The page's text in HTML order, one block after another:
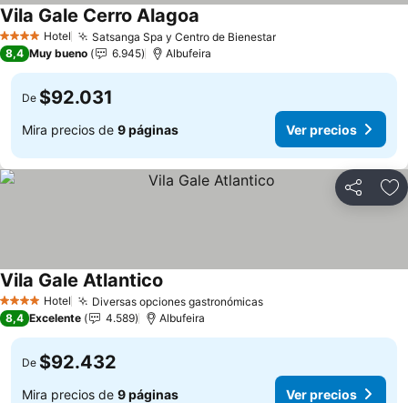
4 EstrellasHotel Satsanga Spa y Centro de Bienestar
Vila Gale Cerro Alagoa
8,4 Muy bueno 6.945 Albufeira
De $92.031
Mira precios de 9 páginas Ver precios
Compartir
4 EstrellasHotel Diversas opciones gastronómicas
Vila Gale Atlantico
8,4 Excelente 4.589 Albufeira
De $92.432
Mira precios de 9 páginas Ver precios